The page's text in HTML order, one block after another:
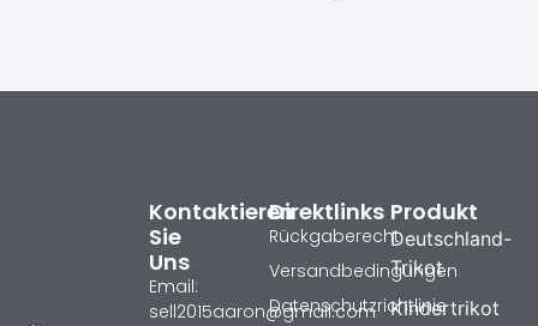
Produkt
Deutschland-
Trikot
Kindertrikot
Direktlinks
Rückgaberecht
Versandbedingungen
Datenschutzrichtlinie
Kontaktieren
Sie
Uns
Email:
sell2015aaron@gmail.com